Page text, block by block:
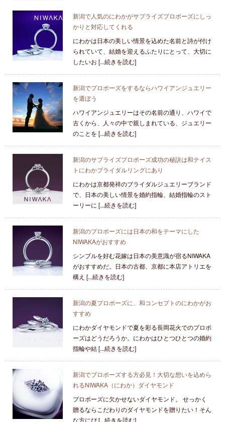
新潟で人気のにわかがサプライズプロポーズにしっ
かりと対応してくれる
にわかは日本の美しい情景を込めた名前と詩が付け
られていて、結婚を迎えるふたりにとって、大切に
したいお [...続きを読む]
新潟でプロポーズをするならハワイアンジュエリー
を選ぼう
ハワイアンジュエリーはその名前の通り、ハワイで
古くから、人々の中で親しまれている、ジュエリー
のことを [...続きを読む]
新潟のサプライズプロポーズ成功の秘訣は和テイス
トにわかブライダルリングにあり
にわかは京都発祥のブライダルジュエリーブランド
で、日本の美しい情景を婚約指輪、結婚指輪のスト
ーリーに [...続きを読む]
新潟のプロポーズには日本の和をテーマにした
NIWAKAがおすすめ
シンプルを好む花嫁は日本の美意識が宿るNIWAKA
がおすすめだ。日本の古都、京都に本店アトリエを
構え [...続きを読む]
新潟の夏プロポーズに、和コンセプトのにわかがお
すすめ
にわかダイヤモンドで夏を彩る長岡花火でのプロポ
ーズはどうだろうか。にわかはひとつひとつの婚約
指輪や結 [...続きを読む]
新潟でプロポーズする方必見！大切な想いを込めら
れるNIWAKA（にわか）ダイヤモンド
プロポーズに欠かせないダイヤモンド。 せっかく
贈るならこだわりのダイヤモンドを贈りたい！そん
な方にぴ [...続きを読む]